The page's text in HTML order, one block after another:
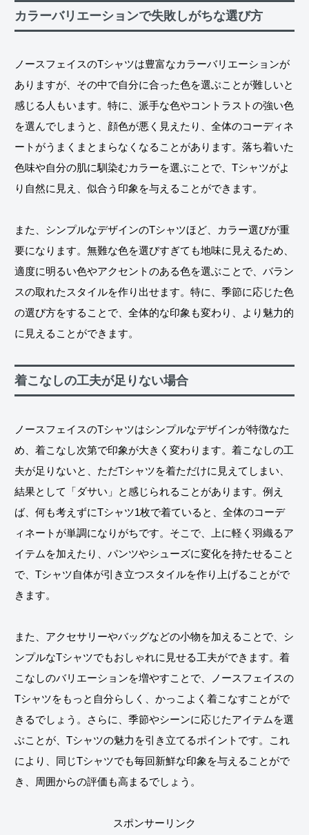
カラーバリエーションで失敗しがちな選び方
ノースフェイスのTシャツは豊富なカラーバリエーションが
ありますが、その中で自分に合った色を選ぶことが難しいと
感じる人もいます。特に、派手な色やコントラストの強い色
を選んでしまうと、顔色が悪く見えたり、全体のコーディネ
ートがうまくまとまらなくなることがあります。落ち着いた
色味や自分の肌に馴染むカラーを選ぶことで、Tシャツがよ
り自然に見え、似合う印象を与えることができます。
また、シンプルなデザインのTシャツほど、カラー選びが重
要になります。無難な色を選びすぎても地味に見えるため、
適度に明るい色やアクセントのある色を選ぶことで、バラン
スの取れたスタイルを作り出せます。特に、季節に応じた色
の選び方をすることで、全体的な印象も変わり、より魅力的
に見えることができます。
着こなしの工夫が足りない場合
ノースフェイスのTシャツはシンプルなデザインが特徴なた
め、着こなし次第で印象が大きく変わります。着こなしの工
夫が足りないと、ただTシャツを着ただけに見えてしまい、
結果として「ダサい」と感じられることがあります。例え
ば、何も考えずにTシャツ1枚で着ていると、全体のコーデ
ィネートが単調になりがちです。そこで、上に軽く羽織るア
イテムを加えたり、パンツやシューズに変化を持たせること
で、Tシャツ自体が引き立つスタイルを作り上げることがで
きます。
また、アクセサリーやバッグなどの小物を加えることで、シ
ンプルなTシャツでもおしゃれに見せる工夫ができます。着
こなしのバリエーションを増やすことで、ノースフェイスの
Tシャツをもっと自分らしく、かっこよく着こなすことがで
きるでしょう。さらに、季節やシーンに応じたアイテムを選
ぶことが、Tシャツの魅力を引き立てるポイントです。これ
により、同じTシャツでも毎回新鮮な印象を与えることがで
き、周囲からの評価も高まるでしょう。
スポンサーリンク